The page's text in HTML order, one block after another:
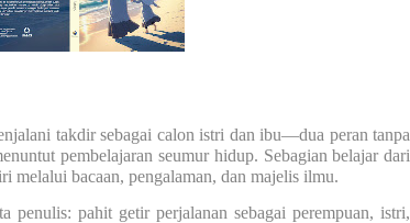
takdir sebagai calon istri dan ibu—dua peran tanpa
pembelajaran seumur hidup. Sebagian belajar dari
melalui bacaan, pengalaman, dan majelis ilmu.
pahit getir perjalanan sebagai perempuan, istri,